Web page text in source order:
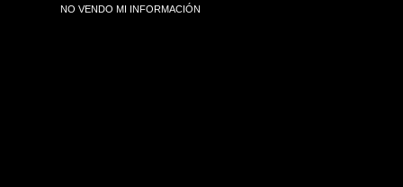
NO VENDO MI INFORMACIÓN